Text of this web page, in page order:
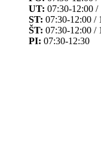
UT: 07:30-12:00 /
ST: 07:30-12:00 /
ŠT: 07:30-12:00 /
PI: 07:30-12:30